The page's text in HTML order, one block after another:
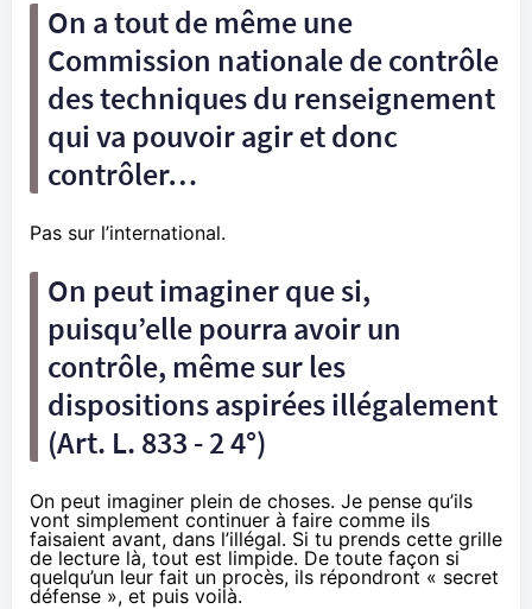
On a tout de même une
Commission nationale de contrôle
des techniques du renseignement
qui va pouvoir agir et donc
contrôler…
Pas sur l’international.
On peut imaginer que si,
puisqu’elle pourra avoir un
contrôle, même sur les
dispositions aspirées illégalement
(Art. L. 833 - 2 4°)
On peut imaginer plein de choses. Je pense qu’ils
vont simplement continuer à faire comme ils
faisaient avant, dans l’illégal. Si tu prends cette grille
de lecture là, tout est limpide. De toute façon si
quelqu’un leur fait un procès, ils répondront « secret
défense », et puis voilà.